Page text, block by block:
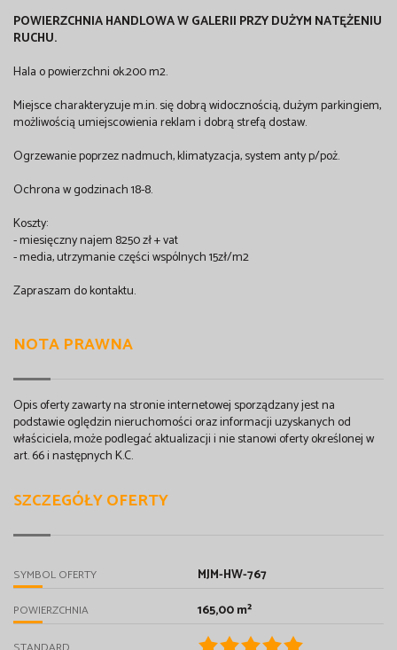
POWIERZCHNIA HANDLOWA W GALERII PRZY DUŻYM NATĘŻENIU
RUCHU.
Hala o powierzchni ok.200 m2.
Miejsce charakteryzuje m.in. się dobrą widocznością, dużym parkingiem,
możliwością umiejscowienia reklam i dobrą strefą dostaw.
Ogrzewanie poprzez nadmuch, klimatyzacja, system anty p/poż.
Ochrona w godzinach 18-8.
Koszty:
- miesięczny najem 8250 zł + vat
- media, utrzymanie części wspólnych 15zł/m2
Zapraszam do kontaktu.
NOTA PRAWNA
Opis oferty zawarty na stronie internetowej sporządzany jest na
podstawie oględzin nieruchomości oraz informacji uzyskanych od
właściciela, może podlegać aktualizacji i nie stanowi oferty określonej w
art. 66 i następnych K.C.
SZCZEGÓŁY OFERTY
SYMBOL OFERTY MJM-HW-767
POWIERZCHNIA 165,00 m²